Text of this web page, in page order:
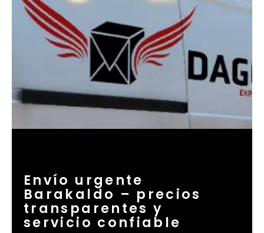
Envío urgente
Barakaldo – precios
transparentes y
servicio confiable